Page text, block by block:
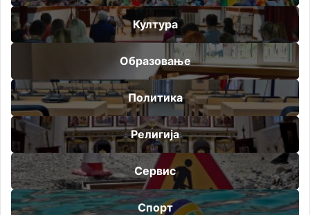
Култура
Образовање
Политика
Религија
Сервис
Спорт